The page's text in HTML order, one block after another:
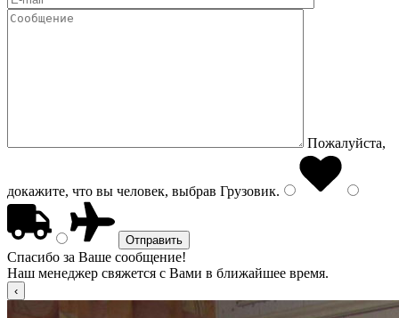
Пожалуйста,
докажите, что вы человек, выбрав Грузовик.
Спасибо за Ваше сообщение!
Наш менеджер свяжется с Вами в ближайшее время.